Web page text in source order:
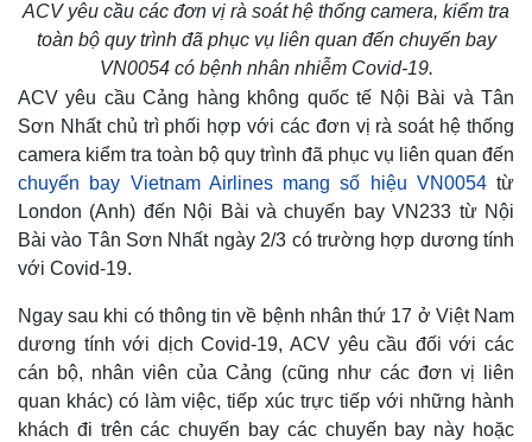
ACV yêu cầu các đơn vị rà soát hệ thống camera, kiểm tra
toàn bộ quy trình đã phục vụ liên quan đến chuyến bay
VN0054 có bệnh nhân nhiễm Covid-19.
ACV yêu cầu Cảng hàng không quốc tế Nội Bài và Tân
Sơn Nhất chủ trì phối hợp với các đơn vị rà soát hệ thống
camera kiểm tra toàn bộ quy trình đã phục vụ liên quan đến
chuyến bay Vietnam Airlines mang số hiệu VN0054từ
London (Anh) đến Nội Bài và chuyến bay VN233 từ Nội
Bài vào Tân Sơn Nhất ngày 2/3 có trường hợp dương tính
với Covid-19.
Ngay sau khi có thông tin về bệnh nhân thứ 17 ở Việt Nam
dương tính với dịch Covid-19, ACV yêu cầu đối với các
cán bộ, nhân viên của Cảng (cũng như các đơn vị liên
quan khác) có làm việc, tiếp xúc trực tiếp với những hành
khách đi trên các chuyến bay các chuyến bay này hoặc